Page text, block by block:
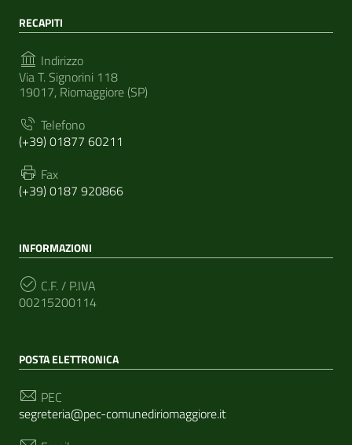
RECAPITI
Indirizzo
Via T. Signorini 118
19017, Riomaggiore (SP)
Telefono
(+39) 01877 60211
Fax
(+39) 0187 920866
INFORMAZIONI
C.F. / P.IVA
00215200114
POSTA ELETTRONICA
PEC
segreteria@pec-comunediriomaggiore.it